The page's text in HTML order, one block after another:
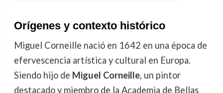
Orígenes y contexto histórico
Miguel Corneille nació en 1642 en una época de
efervescencia artística y cultural en Europa.
Siendo hijo de Miguel Corneille, un pintor
destacado y miembro de la Academia de Bellas